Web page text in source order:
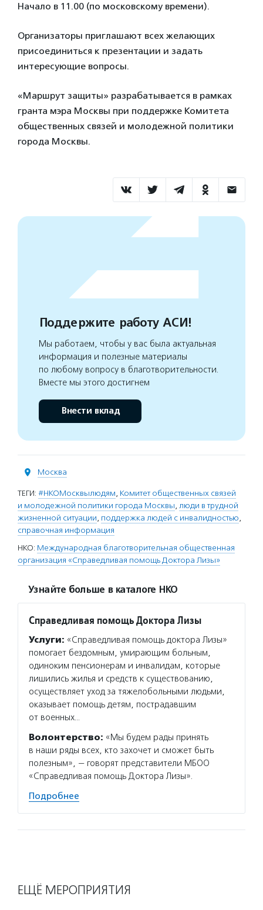
Начало в 11.00 (по московскому времени).
Организаторы приглашают всех желающих
присоединиться к презентации и задать
интересующие вопросы.
«Маршрут защиты» разрабатывается в рамках
гранта мэра Москвы при поддержке Комитета
общественных связей и молодежной политики
города Москвы.
Поддержите работу АСИ!
Мы работаем, чтобы у вас была актуальная
информация и полезные материалы
по любому вопросу в благотворительности.
Вместе мы этого достигнем
Внести вклад
Москва
ТЕГИ: #НКОМосквылюдям, Комитет общественных связей
и молодежной политики города Москвы, люди в трудной
жизненной ситуации, поддержка людей с инвалидностью,
справочная информация
НКО: Международная благотворительная общественная
организация «Справедливая помощь Доктора Лизы»
Узнайте больше в каталоге НКО
Справедливая помощь Доктора Лизы
Услуги: «Справедливая помощь доктора Лизы»
помогает бездомным, умирающим больным,
одиноким пенсионерам и инвалидам, которые
лишились жилья и средств к существованию,
осуществляет уход за тяжелобольными людьми,
оказывает помощь детям, пострадавшим
от военных…
Волонтерство: «Мы будем рады принять
в наши ряды всех, кто захочет и сможет быть
полезным», — говорят представители МБОО
«Справедливая помощь Доктора Лизы».
Подробнее
ЕЩЁ МЕРОПРИЯТИЯ